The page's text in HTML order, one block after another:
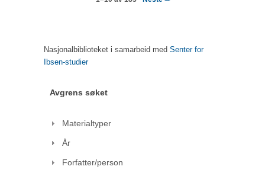
Nasjonalbiblioteket i samarbeid med Senter for
Ibsen-studier
Avgrens søket
Materialtyper
År
Forfatter/person